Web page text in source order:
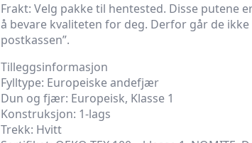
Frakt: Velg pakke til hentested. Disse putene
å bevare kvaliteten for deg. Derfor går de ikke
postkassen”.
Tilleggsinformasjon
Fylltype: Europeiske andefjær
Dun og fjær: Europeisk, Klasse 1
Konstruksjon: 1-lags
Trekk: Hvitt